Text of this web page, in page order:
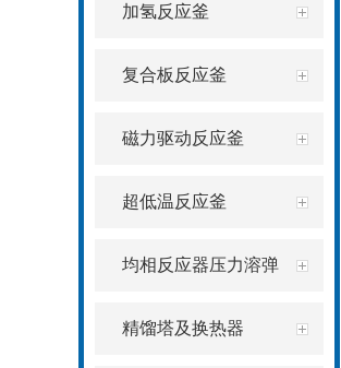
加氢反应釜
复合板反应釜
磁力驱动反应釜
超低温反应釜
均相反应器压力溶弹
精馏塔及换热器